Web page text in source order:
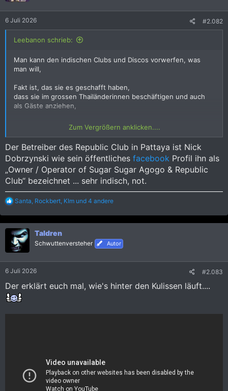
6 Juli 2026 #2.082
Leebanon schrieb:
Man kann den indischen Clubs und Discos vorwerfen, was
man will,
Fakt ist, das sie es geschafft haben,
dass sie im grossen Thailänderinnen beschäftigen und auch
als Gäste anziehen,
das der Besucher den Eindruck bekommt, das man mit Thais
Bestes Beispiel, das Republic, die, wie dieses Beispiel zeigt,
Rotlicht-Show-Elemente als Bühnenshow entschärft natürlich,
in die "Disco-Unterhaltung" mit einbindet.
Zum Vergrößern anklicken....
Der Betreiber des Republic Club in Pattaya ist Nick
Dobrzynski wie sein öffentliches facebook Profil ihn als
„Owner / Operator of Sugar Sugar Agogo & Republic
Club“ bezeichnet ... sehr indisch, not.
R
a
k
t
i
o
n
Santa, Rockbert, KIm und 4 andere
Taldren
Schwuttenversteher Autor
6 Juli 2026 #2.083
Der erklärt euch mal, wie's hinter den Kulissen läuft....